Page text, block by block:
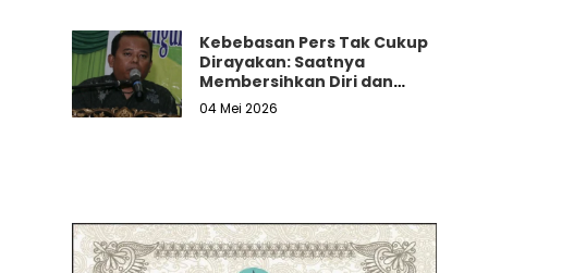
Kebebasan Pers Tak Cukup
Dirayakan: Saatnya
Membersihkan Diri dan
Melawan Tekanan Nyata
04 Mei 2026